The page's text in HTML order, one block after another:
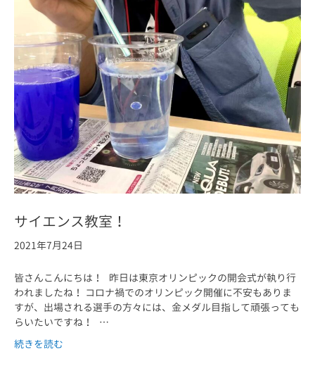
サイエンス教室！
2021年7月24日
皆さんこんにちは！ 昨日は東京オリンピックの開会式が執り行
われましたね！ コロナ禍でのオリンピック開催に不安もありま
すが、出場される選手の方々には、金メダル目指して頑張っても
らいたいですね！ …
続きを読む